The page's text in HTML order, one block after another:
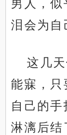
男人，似
泪会为自
这几
能寐，只
自己的
淋漓后结